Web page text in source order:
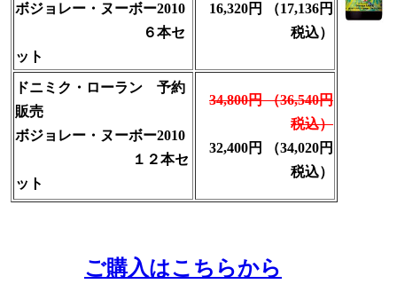
ボジョレー・ヌーボー2010
６本セ
ット
16,320円
（17,136円
税込）
ドニミク・ローラン 予約
販売
ボジョレー・ヌーボー2010
１２本セ
ット
34,800円 （36,540円
税込）
32,400円
（34,020円
税込）
ご購入はこちらから